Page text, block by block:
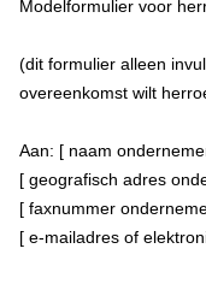
Modelformulier voor
(dit formulier alleen
overeenkomst wilt
Aan: [ naam
[ geografisch adres
[ faxnummer
[ e-mailadres of